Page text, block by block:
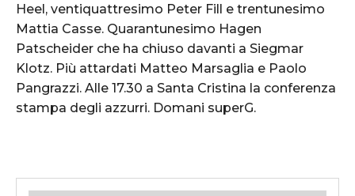
Heel, ventiquattresimo Peter Fill e trentunesimo
Mattia Casse. Quarantunesimo Hagen
Patscheider che ha chiuso davanti a Siegmar
Klotz. Più attardati Matteo Marsaglia e Paolo
Pangrazzi. Alle 17.30 a Santa Cristina la conferenza
stampa degli azzurri. Domani superG.